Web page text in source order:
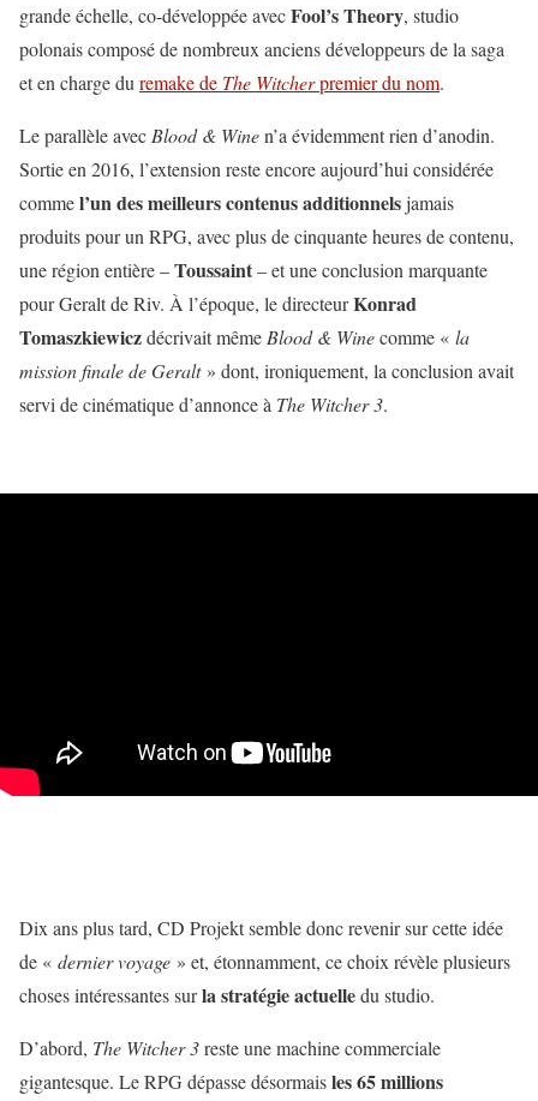
grande échelle, co-développée avecFool’s Theory, studio
polonais composé de nombreux anciens développeurs de la saga
et en charge du remake de The Witcherpremier du nom.
Le parallèle avec Blood & Winen’a évidemment rien d’anodin.
Sortie en 2016, l’extension reste encore aujourd’hui considérée
commel’un des meilleurs contenus additionnelsjamais
produits pour un RPG, avec plus de cinquante heures de contenu,
une région entière –Toussaint– et une conclusion marquante
pour Geralt de Riv. À l’époque, le directeurKonrad
Tomaszkiewiczdécrivait même Blood & Winecomme « la
mission finale de Geralt» dont, ironiquement, la conclusion avait
servi de cinématique d’annonce à The Witcher 3.
Dix ans plus tard, CD Projekt semble donc revenir sur cette idée
de « dernier voyage » et, étonnamment, ce choix révèle plusieurs
choses intéressantes surla stratégie actuelledu studio.
D’abord, The Witcher 3reste une machine commerciale
gigantesque. Le RPG dépasse désormaisles 65 millions